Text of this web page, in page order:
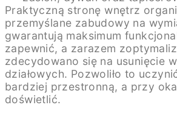
Praktyczną stronę wnętrz
przemyślane zabudowy na
gwarantują maksimum
zapewnić, a zarazem
zdecydowano się na usunięcie
działowych. Pozwoliło to
bardziej przestronną, a przy
doświetlić.